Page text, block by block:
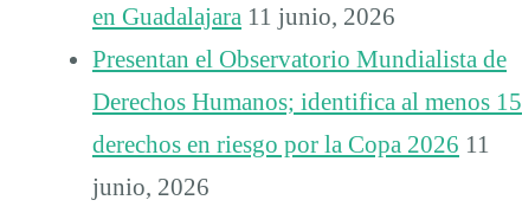
en Guadalajara 11 junio, 2026
Presentan el Observatorio Mundialista de
Derechos Humanos; identifica al menos 15
derechos en riesgo por la Copa 2026 11
junio, 2026